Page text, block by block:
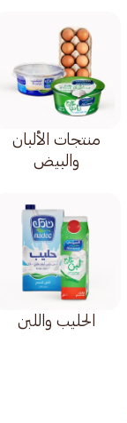
منتجات الألبان
والبيض
الحليب واللبن